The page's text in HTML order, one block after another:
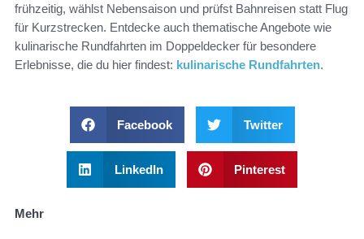
frühzeitig, wählst Nebensaison und prüfst Bahnreisen statt Flug
für Kurzstrecken. Entdecke auch thematische Angebote wie
kulinarische Rundfahrten im Doppeldecker für besondere
Erlebnisse, die du hier findest: kulinarische Rundfahrten.
Facebook Twitter
LinkedIn Pinterest
Mehr